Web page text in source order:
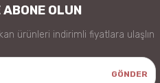
OLUN
ürünleri indirimli fiyatlara ulaşlın
GÖNDER